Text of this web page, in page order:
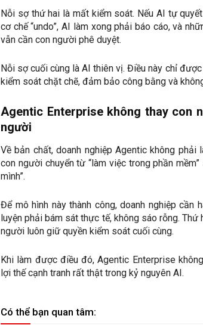
Nỗi sợ thứ hai là mất kiểm soát. Nếu AI tự
cơ chế “undo”, AI làm xong phải báo cáo, và
vẫn cần con người phê duyệt.
Nỗi sợ cuối cùng là AI thiên vị. Điều này chỉ
kiểm soát chặt chẽ, đảm bảo công bằng và
Agentic Enterprise không thay con
người
Về bản chất, doanh nghiệp Agentic không
con người chuyển từ “làm việc trong phần
mình”.
Để mô hình này thành công, doanh nghiệp cần
luyện phải bám sát thực tế, không sáo rỗng.
người luôn giữ quyền kiểm soát cuối cùng.
Khi làm được điều đó, Agentic Enterprise
lợi thế cạnh tranh rất thật trong kỷ nguyên AI.
Có thể bạn quan tâm: